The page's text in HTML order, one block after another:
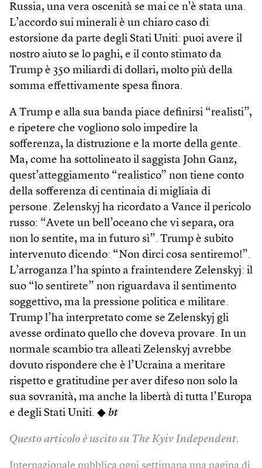
Russia, una vera oscenità se mai ce n’è stata una.
L’accordo sui minerali è un chiaro caso di
estorsione da parte degli Stati Uniti: puoi avere il
nostro aiuto se lo paghi, e il conto stimato da
Trump è 350 miliardi di dollari, molto più della
somma effettivamente spesa finora.
A Trump e alla sua banda piace definirsi “realisti”,
e ripetere che vogliono solo impedire la
sofferenza, la distruzione e la morte della gente.
Ma, come ha sottolineato il saggista John Ganz,
quest’atteggiamento “realistico” non tiene conto
della sofferenza di centinaia di migliaia di
persone. Zelenskyj ha ricordato a Vance il pericolo
russo: “Avete un bell’oceano che vi separa, ora
non lo sentite, ma in futuro sì”. Trump è subito
intervenuto dicendo: “Non dirci cosa sentiremo!”.
L’arroganza l’ha spinto a fraintendere Zelenskyj: il
suo “lo sentirete” non riguardava il sentimento
soggettivo, ma la pressione politica e militare.
Trump l’ha interpretato come se Zelenskyj gli
avesse ordinato quello che doveva provare. In un
normale scambio tra alleati Zelenskyj avrebbe
dovuto rispondere che è l’Ucraina a meritare
rispetto e gratitudine per aver difeso non solo la
sua sovranità, ma anche la libertà di tutta l’Europa
e degli Stati Uniti. ◆ bt
Questo articolo è uscito su The Kyiv Independent.
Internazionale pubblica ogni settimana una pagina di